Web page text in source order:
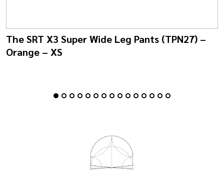
The SRT X3 Super Wide Leg Pants (TPN27) –
Orange – XS